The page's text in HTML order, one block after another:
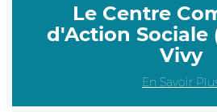
Le Centre
d'Action Sociale
Vivy
En Savoir